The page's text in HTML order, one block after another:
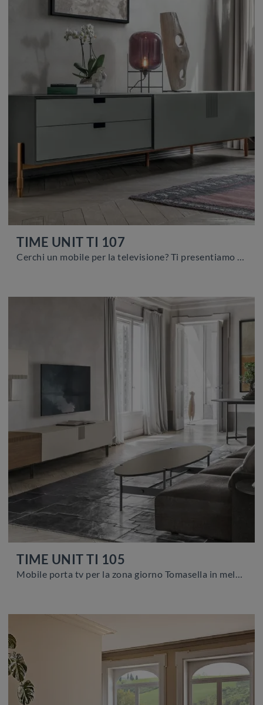
TIME UNIT TI 107
Cerchi un mobile per la televisione? Ti presentiamo il modello TIME UNIT TI 107 di Tomasella in melaminico, pensato per spazi moderni.
TIME UNIT TI 105
Mobile porta tv per la zona giorno Tomasella in melaminico: clicca e scopri di più sul modello TIME UNIT TI 105, ideale per spazi moderni.